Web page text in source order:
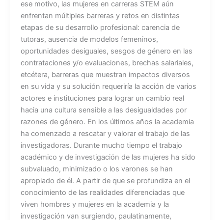
ese motivo, las mujeres en carreras STEM aún
enfrentan múltiples barreras y retos en distintas
etapas de su desarrollo profesional: carencia de
tutoras, ausencia de modelos femeninos,
oportunidades desiguales, sesgos de género en las
contrataciones y/o evaluaciones, brechas salariales,
etcétera, barreras que muestran impactos diversos
en su vida y su solución requeriría la acción de varios
actores e instituciones para lograr un cambio real
hacia una cultura sensible a las desigualdades por
razones de género. En los últimos años la academia
ha comenzado a rescatar y valorar el trabajo de las
investigadoras. Durante mucho tiempo el trabajo
académico y de investigación de las mujeres ha sido
subvaluado, minimizado o los varones se han
apropiado de él. A partir de que se profundiza en el
conocimiento de las realidades diferenciadas que
viven hombres y mujeres en la academia y la
investigación van surgiendo, paulatinamente,